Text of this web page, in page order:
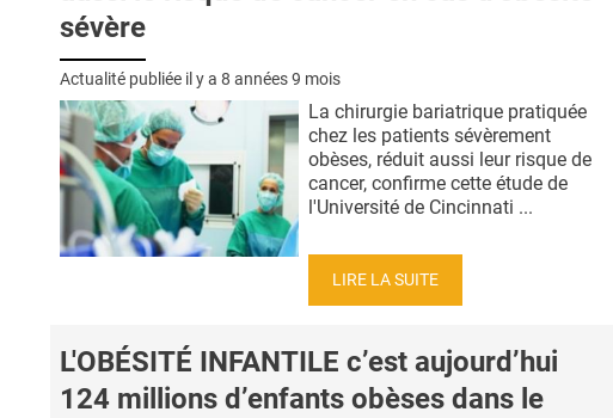
sévère
Actualité publiée il y a 8 années 9 mois
La chirurgie bariatrique pratiquée
chez les patients sévèrement
obèses, réduit aussi leur risque de
cancer, confirme cette étude de
l'Université de Cincinnati ...
LIRE LA SUITE
L'OBÉSITÉ INFANTILE c’est aujourd’hui
124 millions d’enfants obèses dans le